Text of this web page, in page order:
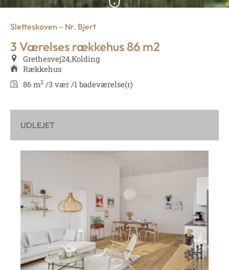
Sletteskoven – Nr. Bjert
3 Værelses rækkehus 86 m2
Grethesvej24,Kolding
Rækkehus
86 m2 /3 vær /1 badeværelse(r)
UDLEJET